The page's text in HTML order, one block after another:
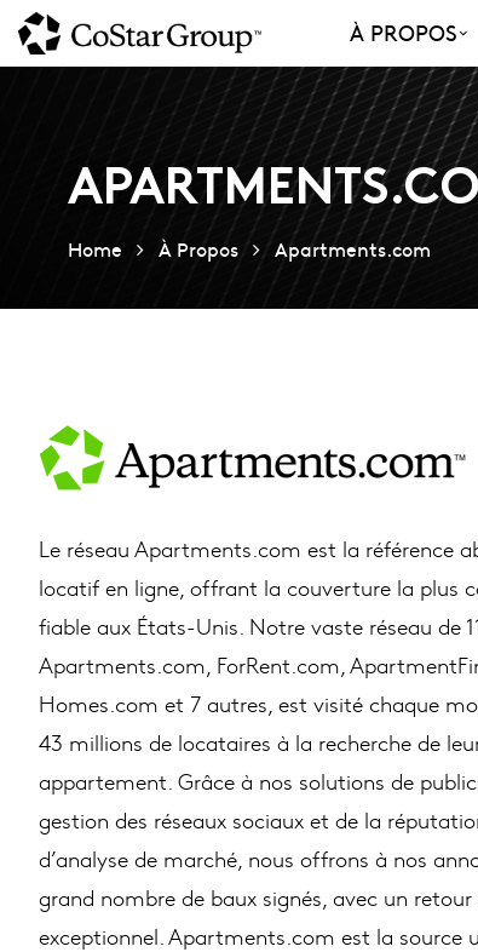
Skip
main
À PROPOS
Home À Propos Apartments.com
Le réseau Apartments.com est la référence
locatif en ligne, offrant la couverture la plus
fiable aux États-Unis. Notre vaste réseau de
Apartments.com, ForRent.com,
Homes.com et 7 autres, est visité chaque
43 millions de locataires à la recherche de
appartement. Grâce à nos solutions de
gestion des réseaux sociaux et de la
d’analyse de marché, nous offrons à nos
grand nombre de baux signés, avec un
exceptionnel. Apartments.com est la source